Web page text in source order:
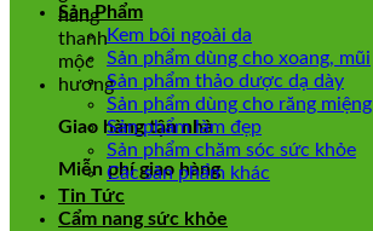
Giao hàng tận nhà
Miễn phí giao hàng
Sản Phẩm
Kem bôi ngoài da
Sản phẩm dùng cho xoang, mũi
Sản phẩm thảo dược dạ dày
Sản phẩm dùng cho răng miệng
Sản phẩm làm đẹp
Sản phẩm chăm sóc sức khỏe
Các sản phẩm khác
Tin Tức
Cẩm nang sức khỏe